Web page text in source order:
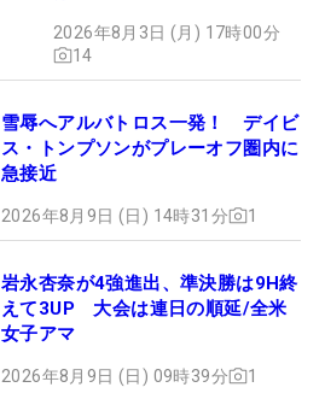
2026年8月3日 (月) 17時00分
14
雪辱へアルバトロス一発！ デイビ
ス・トンプソンがプレーオフ圏内に
急接近
2026年8月9日 (日) 14時31分 1
岩永杏奈が4強進出、準決勝は9H終
えて3UP 大会は連日の順延/全米
女子アマ
2026年8月9日 (日) 09時39分 1